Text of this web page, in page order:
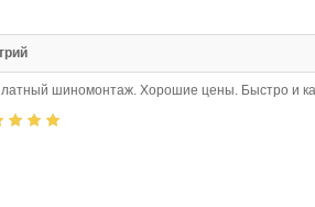
шиномонтаж. Хорошие цены. Быстро и